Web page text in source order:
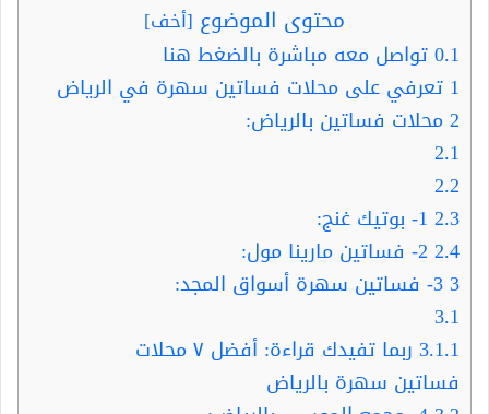
محتوى الموضوع [أخف]
0.1تواصل معه مباشرة بالضغط هنا
1 تعرفي على محلات فساتين سهرة في الرياض
2محلات فساتين بالرياض:
2.1
2.2
2.3
2.4
3
3.1
3.1.1
ربما تفيدك قراءة: أفضل ٧ محلات
فساتين سهرة بالرياض